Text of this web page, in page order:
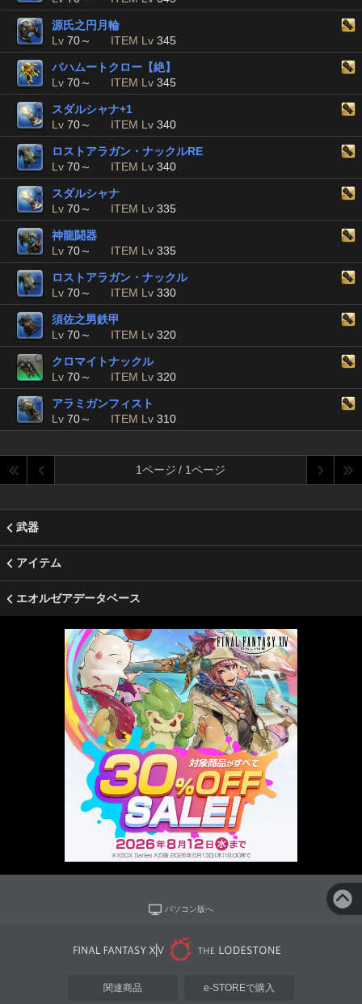
源氏之円月輪
Lv 70～ ITEM Lv 345
バハムートクロー【絶】
Lv 70～ ITEM Lv 345
スダルシャナ+1
Lv 70～ ITEM Lv 340
ロストアラガン・ナックルRE
Lv 70～ ITEM Lv 340
スダルシャナ
Lv 70～ ITEM Lv 335
神龍闘器
Lv 70～ ITEM Lv 335
ロストアラガン・ナックル
Lv 70～ ITEM Lv 330
須佐之男鉄甲
Lv 70～ ITEM Lv 320
クロマイトナックル
Lv 70～ ITEM Lv 320
アラミガンフィスト
Lv 70～ ITEM Lv 310
1ページ / 1ページ
武器
アイテム
エオルゼアデータベース
パソコン版へ
関連商品 e-STOREで購入